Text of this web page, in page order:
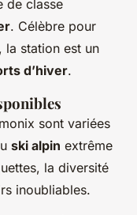
de classe
. Célèbre pour
la station est un
d’hiver.
sont variées
ski alpin extrême
la diversité
inoubliables.